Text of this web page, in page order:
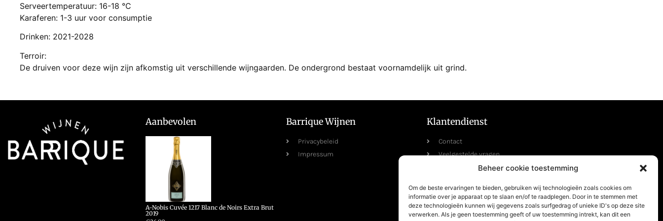
Beheer cookie toestemming
Om de beste ervaringen te bieden, gebruiken wij technologieën zoals cookies om
informatie over je apparaat op te slaan en/of te raadplegen. Door in te stemmen met
deze technologieën kunnen wij gegevens zoals surfgedrag of unieke ID's op deze site
verwerken. Als je geen toestemming geeft of uw toestemming intrekt, kan dit een
Serveertemperatuur: 16-18 °C
Karaferen: 1-3 uur voor consumptie
Drinken: 2021-2028
Terroir:
De druiven voor deze wijn zijn afkomstig uit verschillende wijngaarden. De ondergrond bestaat voornamdelijk uit grind.
Aanbevolen
A-Nobis Cuvée 1217 Blanc de Noirs Extra Brut
2019
Barrique Wijnen
Privacybeleid
Impressum
Klantendienst
Contact
Veelgestelde vragen